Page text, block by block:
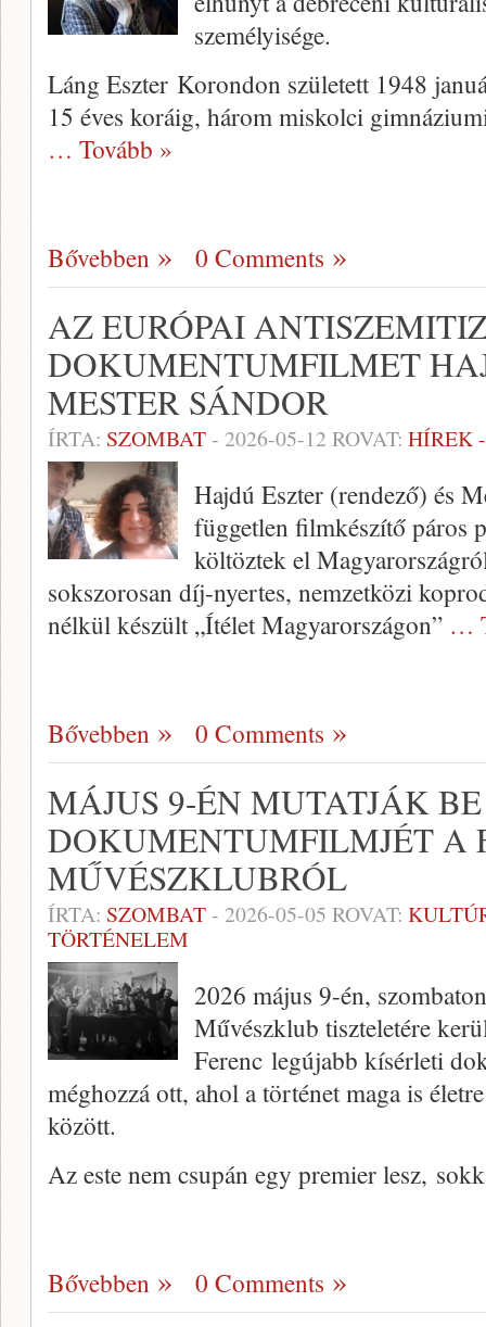
személyisége.
Láng Eszter Korondon született 1948
15 éves koráig, három miskolci
… Tovább »
Bővebben 0 Comments
AZ EURÓPAI
DOKUMENTUMFILMET
MESTER SÁNDOR
ÍRTA: SZOMBAT- 2026-05-12 ROVAT: HÍREK
Hajdú Eszter (rendező) és
független filmkészítő páros
költöztek el
sokszorosan díj-nyertes, nemzetközi
nélkül készült „Ítélet Magyarországon” …
Bővebben 0 Comments
MÁJUS 9-ÉN MUTATJÁK
DOKUMENTUMFILMJÉT A
MŰVÉSZKLUBRÓL
ÍRTA: SZOMBAT- 2026-05-05 ROVAT:
TÖRTÉNELEM
2026 május 9-én,
Művészklub tiszteletére
Ferenc legújabb kísérleti
méghozzá ott, ahol a történet maga is
között.
Az este nem csupán egy premier lesz,
Bővebben 0 Comments